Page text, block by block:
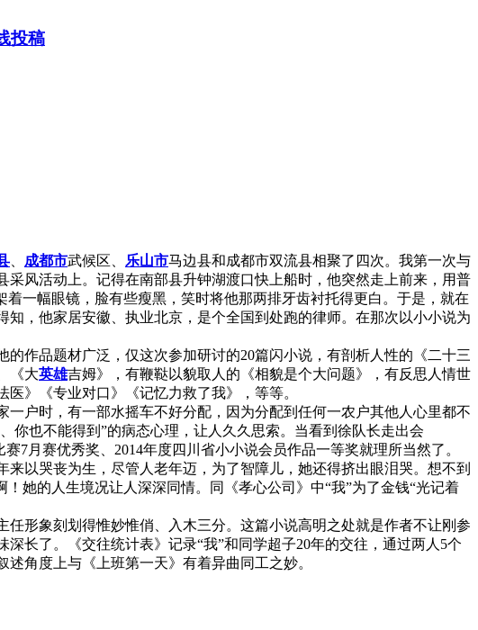
投稿
、 成都市武候区、 乐山市马边县和成都市双流县相聚了四次。我第一次与
风活动上。记得在南部县升钟湖渡口快上船时，他突然走上前来，用普
一幅眼镜，脸有些瘦黑，笑时将他那两排牙齿衬托得更白。于是，就在
，他家居安徽、执业北京，是个全国到处跑的律师。在那次以小小说为
作品题材广泛，仅这次参加研讨的20篇闪小说，有剖析人性的《二十三
《大英雄吉姆》，有鞭鞑以貌取人的《相貌是个大问题》，有反思人情世
医》《专业对口》《记忆力救了我》，等等。
户时，有一部水摇车不好分配，因为分配到任何一农户其他人心里都不
你也不能得到”的病态心理，让人久久思索。当看到徐队长走出会
7月赛优秀奖、2014年度四川省小小说会员作品一等奖就理所当然了。
以哭丧为生，尽管人老年迈，为了智障儿，她还得挤出眼泪哭。想不到
她的人生境况让人深深同情。同《孝心公司》中“我”为了金钱“光记着
任形象刻划得惟妙惟俏、入木三分。这篇小说高明之处就是作者不让刚参
长了。《交往统计表》记录“我”和同学超子20年的交往，通过两人5个
角度上与《上班第一天》有着异曲同工之妙。